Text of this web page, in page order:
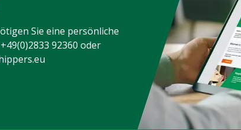
Sie eine persönliche
+49(0)2833 92360 oder